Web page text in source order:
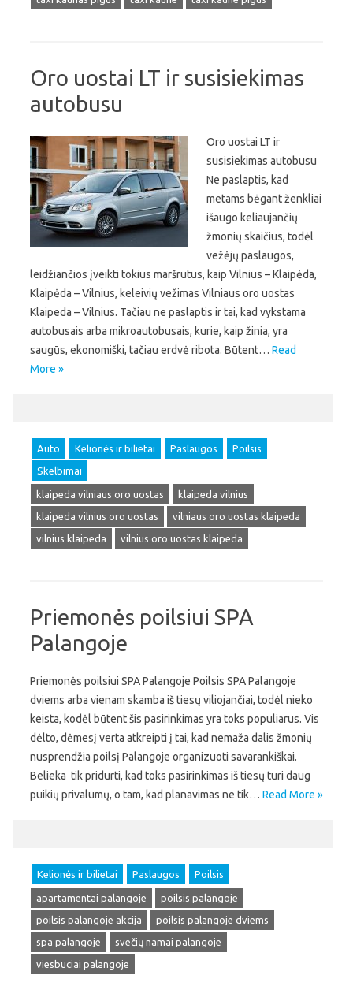
Oro uostai LT ir susisiekimas
autobusu
Oro uostai LT ir
susisiekimas autobusu
Ne paslaptis, kad
metams bėgant ženkliai
išaugo keliaujančių
žmonių skaičius, todėl
vežėjų paslaugos,
leidžiančios įveikti tokius maršrutus, kaip Vilnius – Klaipėda,
Klaipėda – Vilnius, keleivių vežimas Vilniaus oro uostas
Klaipeda – Vilnius. Tačiau ne paslaptis ir tai, kad vykstama
autobusais arba mikroautobusais, kurie, kaip žinia, yra
saugūs, ekonomiški, tačiau erdvė ribota. Būtent… Read
More »
Auto Kelionės ir bilietai Paslaugos
Poilsis
Skelbimai
klaipeda vilniaus oro uostas
klaipeda vilnius
klaipeda vilnius oro uostas
vilniaus oro uostas klaipeda
vilnius klaipeda
vilnius oro uostas klaipeda
Priemonės poilsiui SPA
Palangoje
Priemonės poilsiui SPA Palangoje Poilsis SPA Palangoje
dviems arba vienam skamba iš tiesų viliojančiai, todėl nieko
keista, kodėl būtent šis pasirinkimas yra toks populiarus. Vis
dėlto, dėmesį verta atkreipti į tai, kad nemaža dalis žmonių
nusprendžia poilsį Palangoje organizuoti savarankiškai.
Belieka tik pridurti, kad toks pasirinkimas iš tiesų turi daug
puikių privalumų, o tam, kad planavimas ne tik… Read More »
Kelionės ir bilietai Paslaugos Poilsis
apartamentai palangoje
poilsis palangoje
poilsis palangoje akcija
poilsis palangoje dviems
spa palangoje
svečių namai palangoje
viesbuciai palangoje